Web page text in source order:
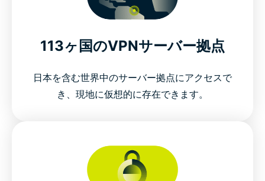
113ヶ国のVPNサーバー拠点
日本を含む世界中のサーバー拠点にアクセスで
き、現地に仮想的に存在できます。